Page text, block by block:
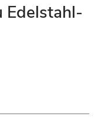
Edelstahl-